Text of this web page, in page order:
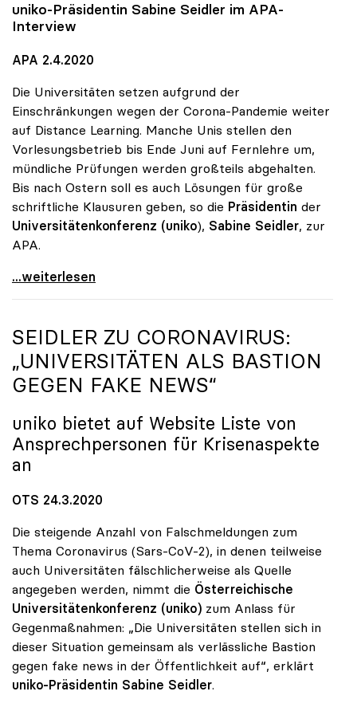
uniko-Präsidentin Sabine Seidler im APA-
Interview
APA 2.4.2020
Die Universitäten setzen aufgrund der
Einschränkungen wegen der Corona-Pandemie weiter
auf Distance Learning. Manche Unis stellen den
Vorlesungsbetrieb bis Ende Juni auf Fernlehre um,
mündliche Prüfungen werden großteils abgehalten.
Bis nach Ostern soll es auch Lösungen für große
schriftliche Klausuren geben, so die Präsidentin der
Universitätenkonferenz (uniko), Sabine Seidler, zur
APA.
Universitäten setzen weiter auf Distance Learning
...weiterlesen
SEIDLER ZU CORONAVIRUS:
„UNIVERSITÄTEN ALS BASTION
GEGEN FAKE NEWS“
uniko bietet auf Website Liste von
Ansprechpersonen für Krisenaspekte
an
OTS 24.3.2020
Die steigende Anzahl von Falschmeldungen zum
Thema Coronavirus (Sars-CoV-2), in denen teilweise
auch Universitäten fälschlicherweise als Quelle
angegeben werden, nimmt die Österreichische
Universitätenkonferenz (uniko) zum Anlass für
Gegenmaßnahmen: „Die Universitäten stellen sich in
dieser Situation gemeinsam als verlässliche Bastion
gegen fake news in der Öffentlichkeit auf“, erklärt
uniko-Präsidentin Sabine Seidler.